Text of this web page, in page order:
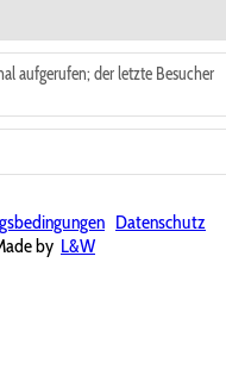
aufgerufen; der letzte Besucher
Datenschutz
by L&W